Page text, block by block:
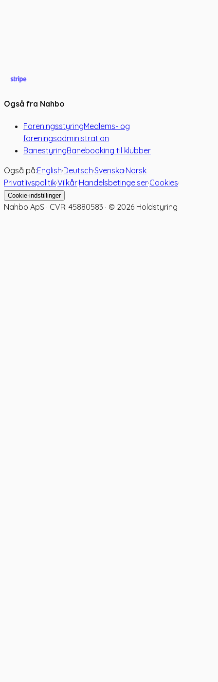
Også fra Nahbo
ForeningsstyringMedlems- og
foreningsadministration
BanestyringBanebooking til klubber
Også på:English·Deutsch·Svenska·Norsk
Privatlivspolitik·Vilkår·Handelsbetingelser·Cookies·
Cookie-indstillinger
Nahbo ApS · CVR: 45880583 · © 2026 Holdstyring